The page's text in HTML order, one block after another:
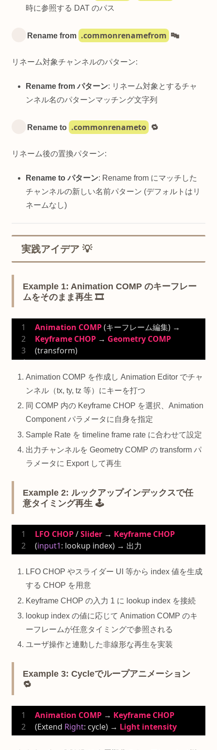
時に参照する DAT のパス
Rename from .commonrenamefrom 🔤
リネーム対象チャンネルのパターン:
Rename from パターン: リネーム対象とするチャ
ンネル名のパターンマッチング文字列
Rename to .commonrenameto 🔁
リネーム後の置換パターン:
Rename to パターン: Rename from にマッチした
チャンネルの新しい名前パターン (デフォルトはリ
ネームなし)
実践アイデア 💡
Example 1: Animation COMP のキーフレー
ムをそのまま再生 🎞️
Animation COMP
Keyframe CHOP → Geometry COMP
(transform)
Animation COMP を作成し Animation Editor でチャ
ンネル（tx, ty, tz 等）にキーを打つ
同 COMP 内の Keyframe CHOP を選択、Animation
Component パラメータに自身を指定
Sample Rate を timeline frame rate に合わせて設定
出力チャンネルを Geometry COMP の transform パ
ラメータに Export して再生
Example 2: ルックアップインデックスで任
意タイミング再生 🕹️
LFO CHOP / Slider → Keyframe CHOP
(input1: lookup index) → 出力
LFO CHOP やスライダー UI 等から index 値を生成
する CHOP を用意
Keyframe CHOP の入力 1 に lookup index を接続
lookup index の値に応じて Animation COMP のキ
ーフレームが任意タイミングで参照される
ユーザ操作と連動した非線形な再生を実装
Example 3: Cycleでループアニメーション
🔁
Animation COMP → Keyframe CHOP
(Extend Right: cycle) → Light intensity